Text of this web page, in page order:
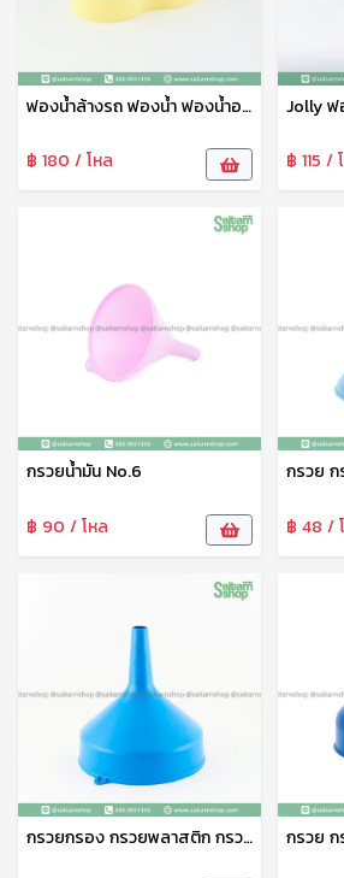
ฟองน้ำล้างรถ ฟองน้ำ ฟองน้ำอเนกประสงค์ ฟองน้ำเช้ดรถ 2 สี แพ็คคู่ ตราวีรดา
฿ 180 / โหล ฿ 115 /
กรวยน้ำมัน No.6
฿ 90 / โหล ฿ 48 /
กรวยกรอง กรวยพลาสติก กรวยน้ำมัน กรวยกรอกอาหาร อเนกประสงค์ 12 นิ้ว No.6531 ฉัตร